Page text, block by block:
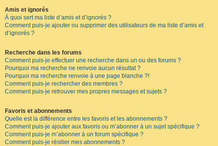
Amis et ignorés
À quoi sert ma liste d’amis et d’ignorés ?
Comment puis-je ajouter ou supprimer des utilisateurs de ma liste d’amis et
d’ignorés ?
Recherche dans les forums
Comment puis-je effectuer une recherche dans un ou des forums ?
Pourquoi ma recherche ne renvoie aucun résultat ?
Pourquoi ma recherche renvoie à une page blanche ?!
Comment puis-je rechercher des membres ?
Comment puis-je retrouver mes propres messages et sujets ?
Favoris et abonnements
Quelle est la différence entre les favoris et les abonnements ?
Comment puis-je ajouter aux favoris ou m’abonner à un sujet spécifique ?
Comment puis-je m’abonner à un forum spécifique ?
Comment puis-je résilier mes abonnements ?